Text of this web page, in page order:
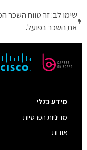
שימו לב: זה טווח השכר
את השכר בפועל.
מידע כללי
מדיניות הפרטיות
אודות